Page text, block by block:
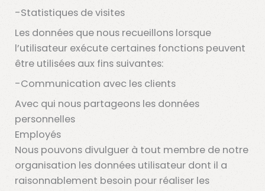
-Statistiques de visites
Les données que nous recueillons lorsque
l’utilisateur exécute certaines fonctions peuvent
être utilisées aux fins suivantes:
-Communication avec les clients
Avec qui nous partageons les données
personnelles
Employés
Nous pouvons divulguer à tout membre de notre
organisation les données utilisateur dont il a
raisonnablement besoin pour réaliser les